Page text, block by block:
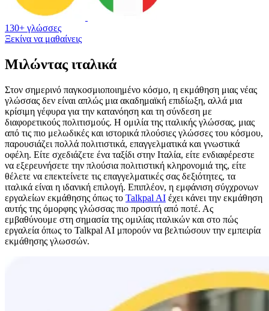
130+ γλώσσες
Ξεκίνα να μαθαίνεις
Μιλώντας ιταλικά
Στον σημερινό παγκοσμιοποιημένο κόσμο, η εκμάθηση μιας νέας
γλώσσας δεν είναι απλώς μια ακαδημαϊκή επιδίωξη, αλλά μια
κρίσιμη γέφυρα για την κατανόηση και τη σύνδεση με
διαφορετικούς πολιτισμούς. Η ομιλία της ιταλικής γλώσσας, μιας
από τις πιο μελωδικές και ιστορικά πλούσιες γλώσσες του κόσμου,
παρουσιάζει πολλά πολιτιστικά, επαγγελματικά και γνωστικά
οφέλη. Είτε σχεδιάζετε ένα ταξίδι στην Ιταλία, είτε ενδιαφέρεστε
να εξερευνήσετε την πλούσια πολιτιστική κληρονομιά της, είτε
θέλετε να επεκτείνετε τις επαγγελματικές σας δεξιότητες, τα
ιταλικά είναι η ιδανική επιλογή. Επιπλέον, η εμφάνιση σύγχρονων
εργαλείων εκμάθησης όπως το Talkpal AI έχει κάνει την εκμάθηση
αυτής της όμορφης γλώσσας πιο προσιτή από ποτέ. Ας
εμβαθύνουμε στη σημασία της ομιλίας ιταλικών και στο πώς
εργαλεία όπως το Talkpal AI μπορούν να βελτιώσουν την εμπειρία
εκμάθησης γλωσσών.